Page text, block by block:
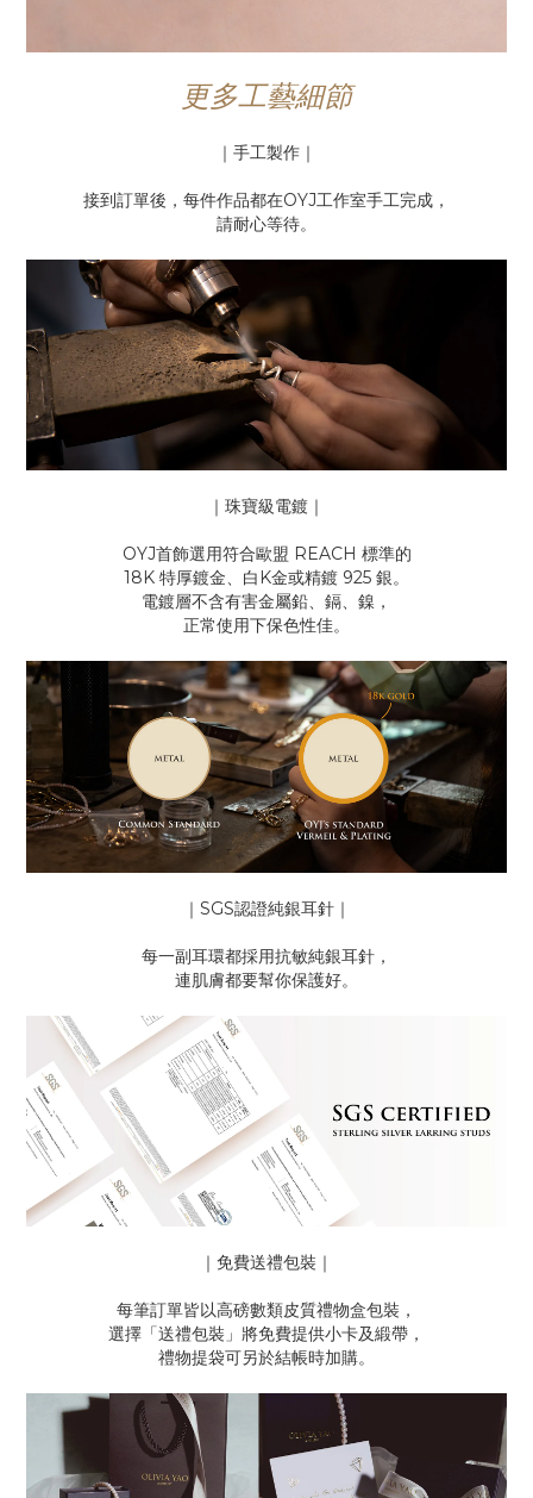
更多工藝細節
｜手工製作｜
接到訂單後，每件作品都在OYJ工作室手工完成，
請耐心等待。
｜珠寶級電鍍｜
OYJ首飾選用符合歐盟 REACH 標準的
18K 特厚鍍金、白K金或精鍍 925 銀。
電鍍層不含有害金屬鉛、鎘、鎳，
正常使用下保色性佳。
｜SGS認證純銀耳針｜
每一副耳環都採用抗敏純銀耳針，
連肌膚都要幫你保護好。
｜免費送禮包裝｜
每筆訂單皆以高磅數類皮質禮物盒包裝，
選擇「送禮包裝」將免費提供小卡及緞帶，
禮物提袋可另於結帳時加購。